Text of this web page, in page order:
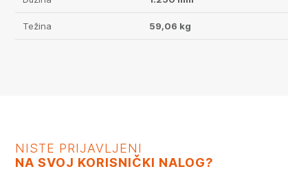
Težina 59,06 kg
NISTE PRIJAVLJENI
NA SVOJ KORISNIČKI NALOG?